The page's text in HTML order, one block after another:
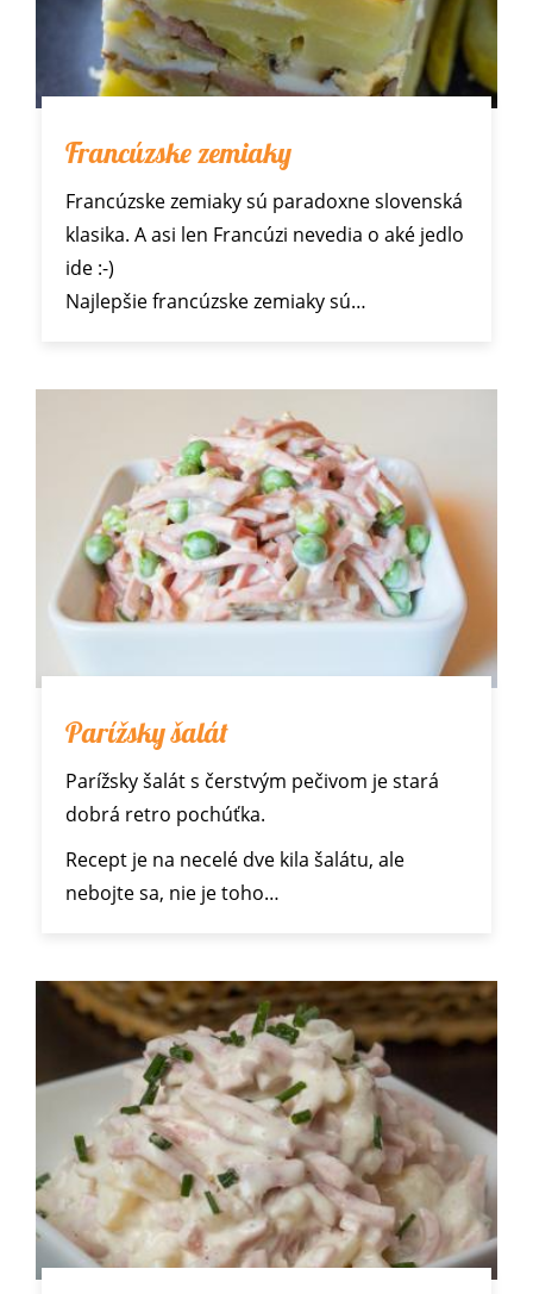
Francúzske zemiaky
Francúzske zemiaky sú paradoxne slovenská
klasika. A asi len Francúzi nevedia o aké jedlo
ide :-)
Najlepšie francúzske zemiaky sú…
Parížsky šalát
Parížsky šalát s čerstvým pečivom je stará
dobrá retro pochúťka.
Recept je na necelé dve kila šalátu, ale
nebojte sa, nie je toho…